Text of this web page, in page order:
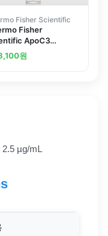
Fisher Scientific
Fisher
ApoC3
Antibody
원
2.5 µg/mL